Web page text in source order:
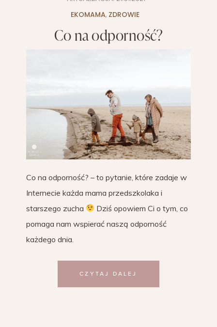
EKOMAMA, ZDROWIE
Co na odporność?
Co na odporność? – to pytanie, które zadaje w
Internecie każda mama przedszkolaka i
starszego zucha
Dziś opowiem Ci o tym, co
pomaga nam wspierać naszą odporność
każdego dnia.
CZYTAJ DALEJ